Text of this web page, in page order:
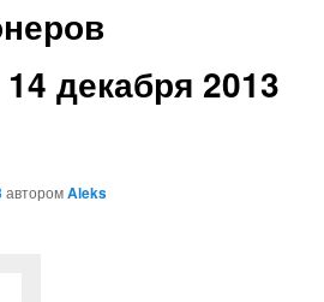
декабря 2013
авторомAleks